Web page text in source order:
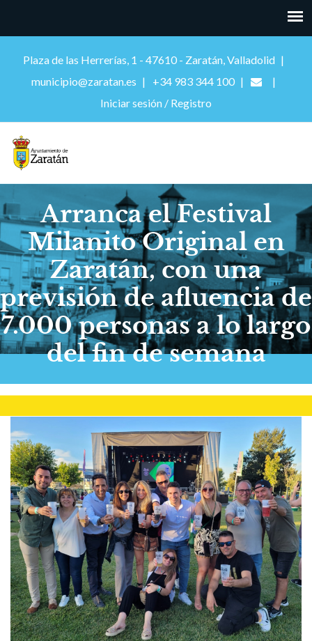
Plaza de las Herrerías, 1 - 47610 - Zaratán, Valladolid
municipio@zaratan.es
+34 983 344 100
Iniciar sesión / Registro
Arranca el Festival
Milanito Original en
Zaratán, con una
previsión de afluencia de
7.000 personas a lo largo
del fin de semana